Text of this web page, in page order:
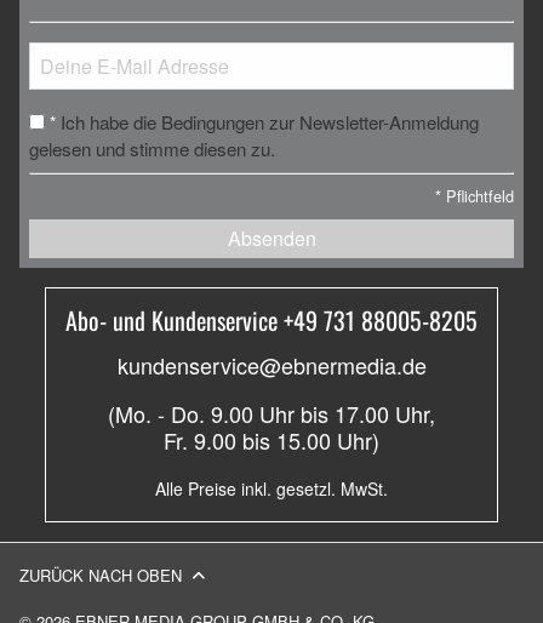
* Ich habe die Bedingungen zur Newsletter-Anmeldung
gelesen und stimme diesen zu.
* Pflichtfeld
Absenden
Abo- und Kundenservice +49 731 88005-8205
kundenservice@ebnermedia.de
(Mo. - Do. 9.00 Uhr bis 17.00 Uhr,
Fr. 9.00 bis 15.00 Uhr)
Alle Preise inkl. gesetzl. MwSt.
ZURÜCK NACH OBEN